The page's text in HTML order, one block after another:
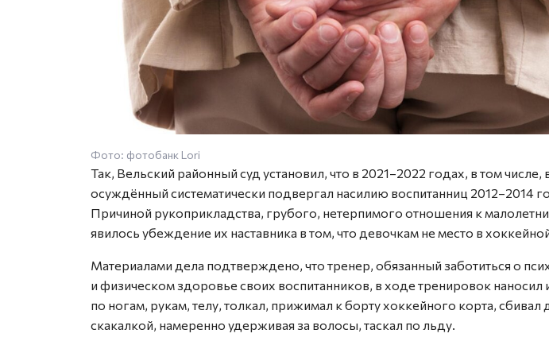
Фото: фотобанк Lori
Так, Вельский районный суд установил, что в 2021–2022 годах, в том
осуждённый систематически подвергал насилию воспитанниц 2012–2014
Причиной рукоприкладства, грубого, нетерпимого отношения к
явилось убеждение их наставника в том, что девочкам не место в
Материалами дела подтверждено, что тренер, обязанный заботиться о
и физическом здоровье своих воспитанников, в ходе тренировок
по ногам, рукам, телу, толкал, прижимал к борту хоккейного корта, сбивал
скакалкой, намеренно удерживая за волосы, таскал по льду.